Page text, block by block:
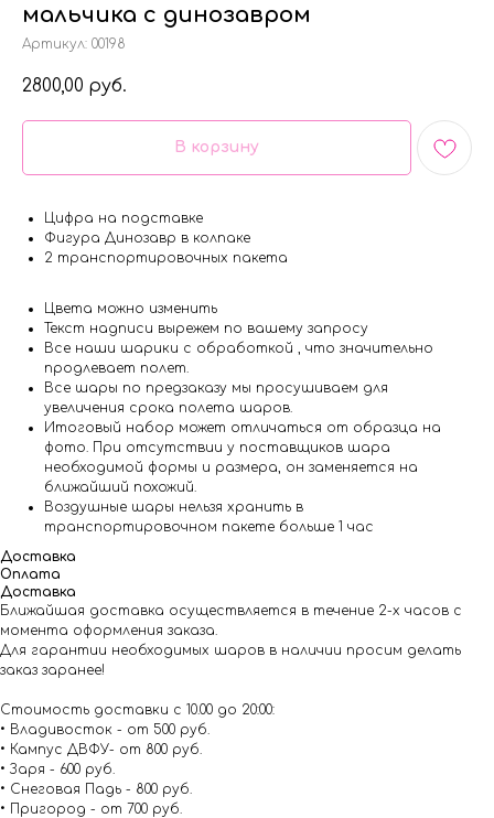
мальчика с динозавром
Артикул: 00198
2800,00 руб.
В корзину
Цифра на подставке
Фигура Динозавр в колпаке
2 транспортировочных пакета
Цвета можно изменить
Текст надписи вырежем по вашему запросу
Все наши шарики с обработкой , что значительно
продлевает полет.
Все шары по предзаказу мы просушиваем для
увеличения срока полета шаров.
Итоговый набор может отличаться от образца на
фото. При отсутствии у поставщиков шара
необходимой формы и размера, он заменяется на
ближайший похожий.
Воздушные шары нельзя хранить в
транспортировочном пакете больше 1 час
Доставка
Оплата
Доставка
Ближайшая доставка осуществляется в течение 2-х часов с
момента оформления заказа.
Для гарантии необходимых шаров в наличии просим делать
заказ заранее!
Стоимость доставки с 10.00 до 20:00:
• Владивосток - от 500 руб.
• Кампус ДВФУ- от 800 руб.
• Заря - 600 руб.
• Снеговая Падь - 800 руб.
• Пригород - от 700 руб.